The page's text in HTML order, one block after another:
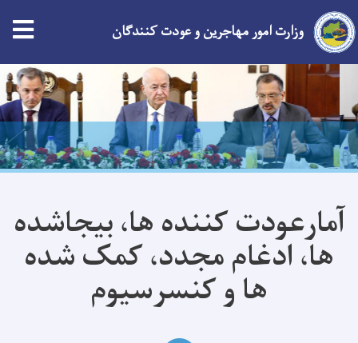
Skip
to
main
content
وزارت امور مهاجرین و عودت کنندگان
آمارعودت کننده ها، بیجاشده
ها، ادغام مجدد، کمک شده
ها و کنسرسیوم